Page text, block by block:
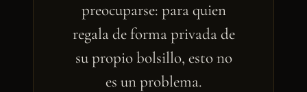
preocuparse: para quien
regala de forma privada de
su propio bolsillo, esto no
es un problema.